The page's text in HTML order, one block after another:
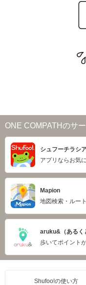
ONE COMPATHのサ
シュフーチラシ
アプリならお気
Mapion
地図検索・ルー
aruku&（あるく
歩いてポイント
Shufoo!の使い方